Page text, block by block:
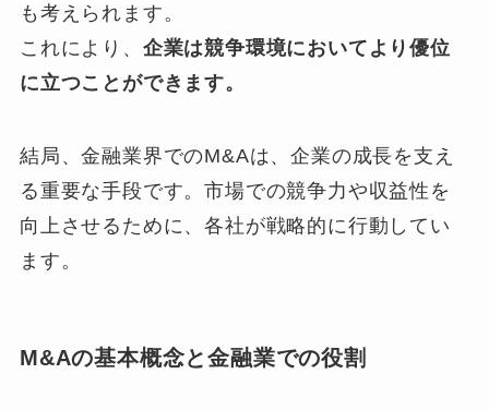
も考えられます。
これにより、 企業は競争環境においてより優位
に立つことができます。
結局、金融業界でのM&Aは、企業の成長を支え
る重要な手段です。市場での競争力や収益性を
向上させるために、各社が戦略的に行動してい
ます。
M&Aの基本概念と金融業での役割